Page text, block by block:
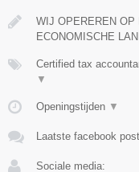
WIJ OPEREREN
ECONOMISCHE
Certified tax
▼
Openingstijden ▼
Laatste facebook
Sociale media: